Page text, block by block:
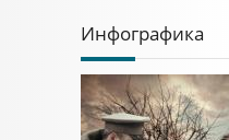
Инфографика